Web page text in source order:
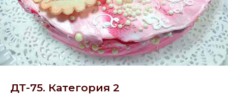
ДТ-75. Категория 2